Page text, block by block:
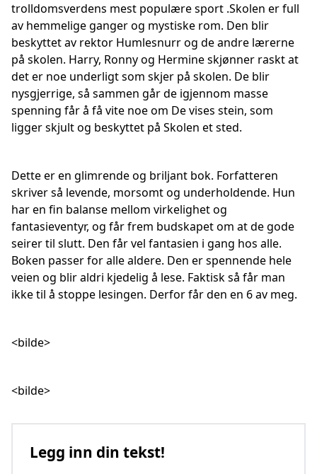
trolldomsverdens mest populære sport .Skolen er full
av hemmelige ganger og mystiske rom. Den blir
beskyttet av rektor Humlesnurr og de andre lærerne
på skolen. Harry, Ronny og Hermine skjønner raskt at
det er noe underligt som skjer på skolen. De blir
nysgjerrige, så sammen går de igjennom masse
spenning får å få vite noe om De vises stein, som
ligger skjult og beskyttet på Skolen et sted.
Dette er en glimrende og briljant bok. Forfatteren
skriver så levende, morsomt og underholdende. Hun
har en fin balanse mellom virkelighet og
fantasieventyr, og får frem budskapet om at de gode
seirer til slutt. Den får vel fantasien i gang hos alle.
Boken passer for alle aldere. Den er spennende hele
veien og blir aldri kjedelig å lese. Faktisk så får man
ikke til å stoppe lesingen. Derfor får den en 6 av meg.
<bilde>
<bilde>
Legg inn din tekst!